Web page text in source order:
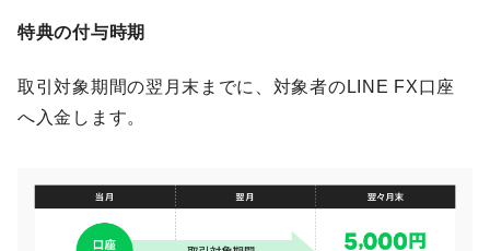
特典の付与時期
取引対象期間の翌月末までに、対象者のLINE FX口座
へ入金します。